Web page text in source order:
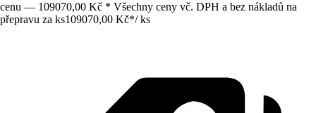
cenu — 109070,00 Kč * Všechny ceny vč. DPH a bez nákladů na
přepravu za ks109070,00 Kč*/ ks